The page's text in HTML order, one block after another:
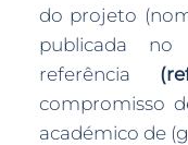
do projeto
publicada
referência
compromisso
académico de